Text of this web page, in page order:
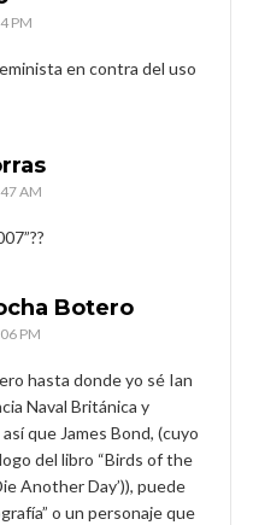
PM
en contra del uso
AM
Botero
PM
hasta donde yo sé Ian
Naval Británica y
que James Bond, (cuyo
del libro “Birds of the
Another Day’)), puede
o un personaje que